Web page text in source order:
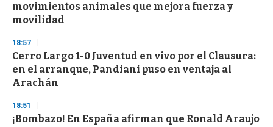
movimientos animales que mejora fuerza y
movilidad
18:57
Cerro Largo 1-0 Juventud en vivo por el Clausura:
en el arranque, Pandiani puso en ventaja al
Arachán
18:51
¡Bombazo! En España afirman que Ronald Araujo